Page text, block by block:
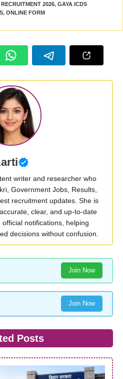
2026, GAYA ICDS
, ONLINE FORM
writer and researcher who
Government Jobs, Results,
recruitment updates. She is
clear, and up-to-date
notifications, helping
decisions without confusion.
Join Now
Join Now
Posts